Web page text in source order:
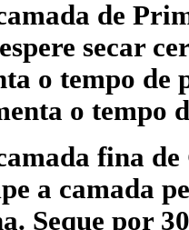
de
secar
o tempo de
o tempo
fina de
a camada
Seque por